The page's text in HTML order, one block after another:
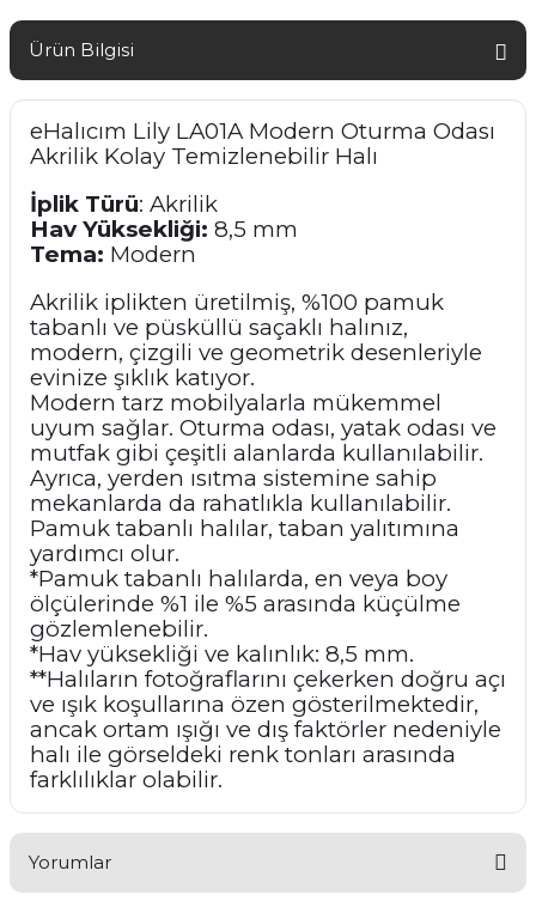
Ürün Bilgisi
eHalıcım Lily LA01A Modern Oturma Odası
Akrilik Kolay Temizlenebilir Halı
İplik Türü: Akrilik
Hav Yüksekliği: 8,5 mm
Tema: Modern
Akrilik iplikten üretilmiş, %100 pamuk
tabanlı ve püsküllü saçaklı halınız,
modern, çizgili ve geometrik desenleriyle
evinize şıklık katıyor.
Modern tarz mobilyalarla mükemmel
uyum sağlar. Oturma odası, yatak odası ve
mutfak gibi çeşitli alanlarda kullanılabilir.
Ayrıca, yerden ısıtma sistemine sahip
mekanlarda da rahatlıkla kullanılabilir.
Pamuk tabanlı halılar, taban yalıtımına
yardımcı olur.
*Pamuk tabanlı halılarda, en veya boy
ölçülerinde %1 ile %5 arasında küçülme
gözlemlenebilir.
*Hav yüksekliği ve kalınlık: 8,5 mm.
**Halıların fotoğraflarını çekerken doğru açı
ve ışık koşullarına özen gösterilmektedir,
ancak ortam ışığı ve dış faktörler nedeniyle
halı ile görseldeki renk tonları arasında
farklılıklar olabilir.
Yorumlar